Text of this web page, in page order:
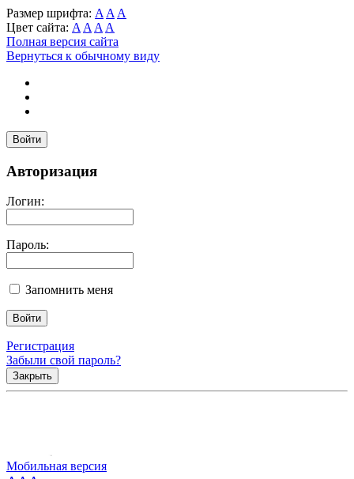
Размер шрифта: A A A
Цвет сайта: A A A A
Полная версия сайта
Вернуться к обычному виду
Войти
Авторизация
Логин:
Пароль:
Запомнить меня
Регистрация
Забыли свой пароль?
Закрыть
Мобильная версия